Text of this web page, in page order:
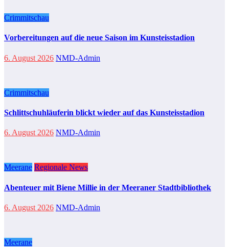
Crimmitschau
Vorbereitungen auf die neue Saison im Kunsteisstadion
6. August 2026 NMD-Admin
Crimmitschau
Schlittschuhläuferin blickt wieder auf das Kunsteisstadion
6. August 2026 NMD-Admin
Meerane Regionale News
Abenteuer mit Biene Millie in der Meeraner Stadtbibliothek
6. August 2026 NMD-Admin
Meerane